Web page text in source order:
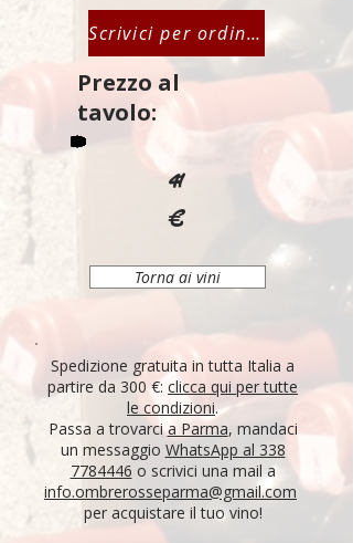
Scrivici per ordinare
Prezzo al
tavolo:
41
€
Torna ai vini
Spedizione gratuita in tutta Italia a
partire da 300 €: clicca qui per tutte
le condizioni.
Passa a trovarcia Parma, mandaci
un messaggio WhatsApp al 338
7784446 o scrivici una mail a
info.ombrerosseparma@gmail.com
per acquistare il tuo vino!